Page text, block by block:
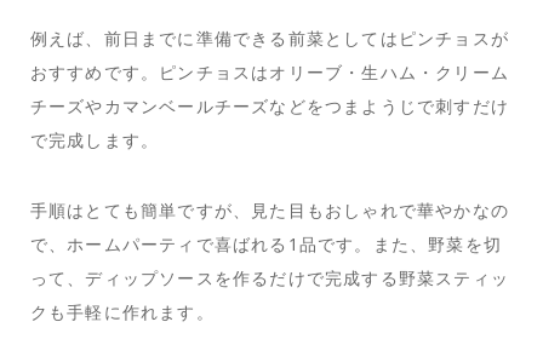
例えば、前日までに準備できる前菜としてはピンチョスが
おすすめです。ピンチョスはオリーブ・生ハム・クリーム
チーズやカマンベールチーズなどをつまようじで刺すだけ
で完成します。
手順はとても簡単ですが、見た目もおしゃれで華やかなの
で、ホームパーティで喜ばれる1品です。また、野菜を切
って、ディップソースを作るだけで完成する野菜スティッ
クも手軽に作れます。